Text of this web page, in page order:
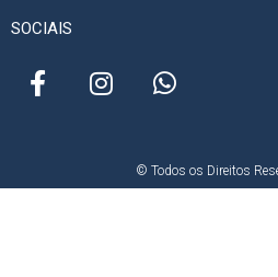
SOCIAIS
© Todos os Direitos